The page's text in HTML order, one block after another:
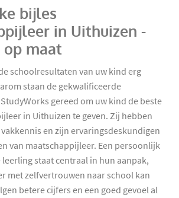
bijles
in Uithuizen -
maat
schoolresultaten van uw kind erg
staan de gekwalificeerde
gereed om uw kind de beste
in Uithuizen te geven. Zij hebben
en zijn ervaringsdeskundigen
van maatschappijleer. Een persoonlijk
staat centraal in hun aanpak,
met zelfvertrouwen naar school kan
betere cijfers en een goed gevoel al